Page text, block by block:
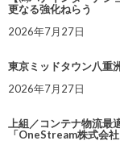
更なる強化ねらう
2026年7月27日
東京ミッドタウン八重
2026年7月27日
上組／コンテナ物流
「OneStream株式会